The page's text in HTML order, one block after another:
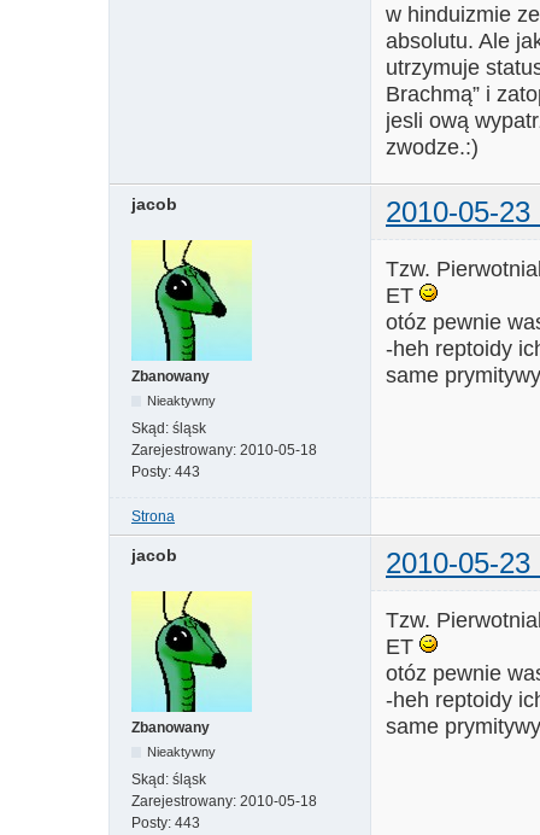
w hinduizmie
absolutu. Ale
utrzymuje
Brachmą” i
jesli ową
zwodze.:)
jacob 2010-05-23
Zbanowany
Nieaktywny
Skąd: śląsk
Zarejestrowany: 2010-05-18
Posty: 443
Tzw.
ET
otóz pewnie
-heh reptoidy
same
Strona
jacob 2010-05-23
Zbanowany
Nieaktywny
Skąd: śląsk
Zarejestrowany: 2010-05-18
Posty: 443
Tzw.
ET
otóz pewnie
-heh reptoidy
same